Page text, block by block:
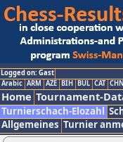
Logged on: Gast
Arabic ARM AZE BIH BUL CAT CHN
Home Tournament-
Turnierschach-Elozahl
Allgemeines Turnier